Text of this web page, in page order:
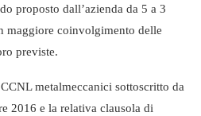
proposto dall’azienda da 5 a 3
maggiore coinvolgimento delle
previste.
metalmeccanici sottoscritto da
2016 e la relativa clausola di